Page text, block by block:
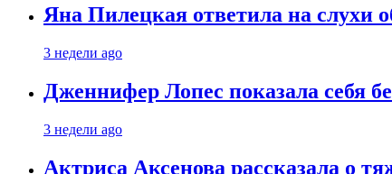
Яна Пилецкая ответила на слухи
3 недели ago
Дженнифер Лопес показала себя
3 недели ago
Актриса Аксенова рассказала о